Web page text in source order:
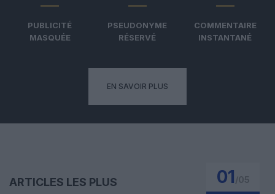
PUBLICITÉ
MASQUÉE
PSEUDONYME
RÉSERVÉ
COMMENTAIRE
INSTANTANÉ
EN SAVOIR PLUS
ARTICLES LES PLUS
01